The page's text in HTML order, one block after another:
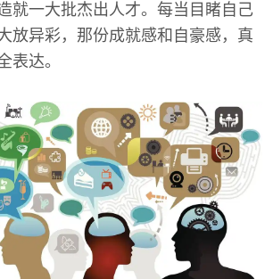
就一大批杰出人才。每当目睹自己
放异彩，那份成就感和自豪感，真
表达。